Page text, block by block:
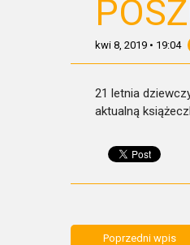
kwi 8, 2019 • 19:04
21 letnia
aktualną
Poprzedni wpis